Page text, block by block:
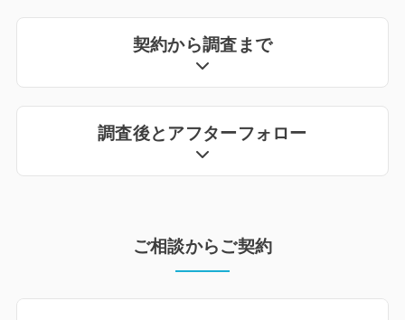
契約から調査まで
調査後とアフターフォロー
ご相談からご契約